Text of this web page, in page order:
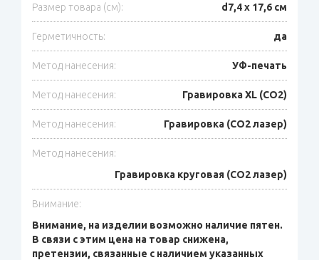
Размер товара (см): d7,4 х 17,6 см
Герметичность: да
Метод нанесения: УФ-печать
Метод нанесения: Гравировка XL (СО2)
Метод нанесения: Гравировка (CO2 лазер)
Метод нанесения:
Гравировка круговая (CO2 лазер)
Внимание:
Внимание, на изделии возможно наличие пятен.
В связи с этим цена на товар снижена,
претензии, связанные с наличием указанных